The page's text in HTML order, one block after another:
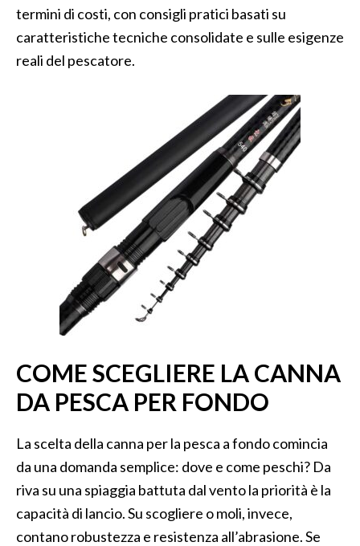
termini di costi, con consigli pratici basati su
caratteristiche tecniche consolidate e sulle esigenze
reali del pescatore.
COME SCEGLIERE LA CANNA
DA PESCA PER FONDO
La scelta della canna per la pesca a fondo comincia
da una domanda semplice: dove e come peschi? Da
riva su una spiaggia battuta dal vento la priorità è la
capacità di lancio. Su scogliere o moli, invece,
contano robustezza e resistenza all’abrasione. Se